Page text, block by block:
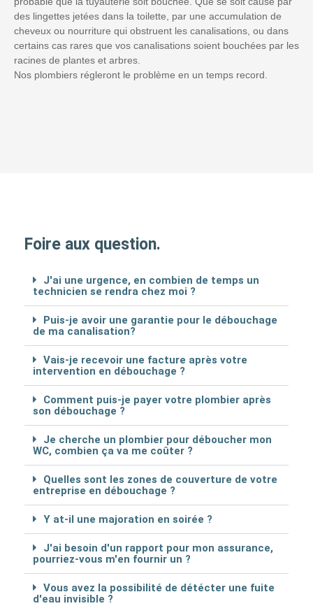
des lingettes jetées dans la toilette, par une accumulation de
cheveux ou nourriture qui obstruent les canalisations, ou dans
certains cas rares que vos canalisations soient bouchées par les
racines de plantes et arbres.
Nos plombiers régleront le problème en un temps record.
Foire aux question.
J'ai une urgence, en combien de temps un
technicien se rendra chez moi ?
Puis-je avoir une garantie pour le débouchage
de ma canalisation?
Vais-je recevoir une facture après votre
intervention en débouchage ?
Comment puis-je payer votre plombier après
son débouchage ?
Je cherche un plombier pour déboucher mon
WC, combien ça va me coûter ?
Quelles sont les zones de couverture de votre
entreprise en débouchage ?
Y at-il une majoration en soirée ?
J'ai besoin d'un rapport pour mon assurance,
pourriez-vous m'en fournir un ?
Vous avez la possibilité de détécter une fuite
d'eau invisible ?